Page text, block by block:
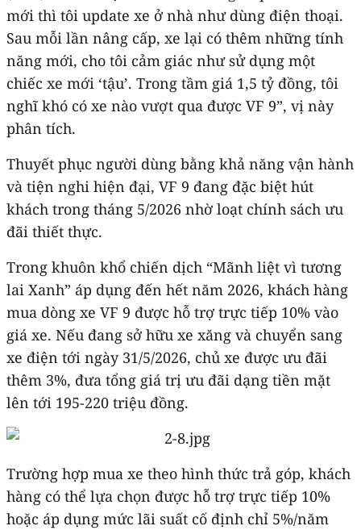
mới thì tôi update xe ở nhà như dùng điện thoại.
Sau mỗi lần nâng cấp, xe lại có thêm những tính
năng mới, cho tôi cảm giác như sử dụng một
chiếc xe mới ‘tậu’. Trong tầm giá 1,5 tỷ đồng, tôi
nghĩ khó có xe nào vượt qua được VF 9”, vị này
phân tích.
Thuyết phục người dùng bằng khả năng vận hành
và tiện nghi hiện đại, VF 9 đang đặc biệt hút
khách trong tháng 5/2026 nhờ loạt chính sách ưu
đãi thiết thực.
Trong khuôn khổ chiến dịch “Mãnh liệt vì tương
lai Xanh” áp dụng đến hết năm 2026, khách hàng
mua dòng xe VF 9 được hỗ trợ trực tiếp 10% vào
giá xe. Nếu đang sở hữu xe xăng và chuyển sang
xe điện tới ngày 31/5/2026, chủ xe được ưu đãi
thêm 3%, đưa tổng giá trị ưu đãi dạng tiền mặt
lên tới 195-220 triệu đồng.
Trường hợp mua xe theo hình thức trả góp, khách
hàng có thể lựa chọn được hỗ trợ trực tiếp 10%
hoặc áp dụng mức lãi suất cố định chỉ 5%/năm